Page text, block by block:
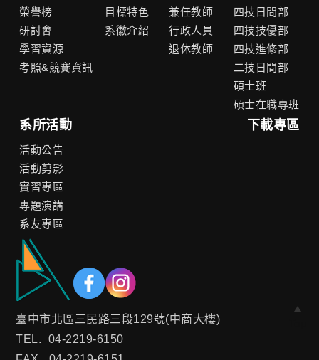
臺中市北區三民路三段129號(中商大樓)
TEL.
04-2219-6150
榮譽榜
研討會
學習資源
考照&競賽資訊
目標特色
系徽介紹
兼任教師
行政人員
退休教師
四技日間部
四技技優部
四技進修部
二技日間部
碩士班
碩士在職專班
系所活動
活動公告
活動剪影
實習專區
專題演講
系友專區
下載專區